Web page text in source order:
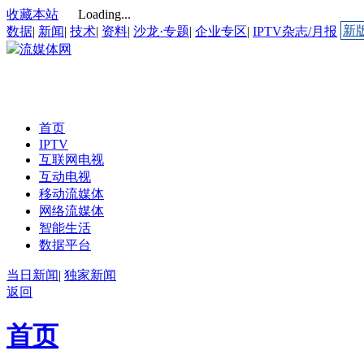
收藏本站
Loading...
数据| 新闻| 技术| 资料| 沙龙·专题| 企业专区| IPTV杂志/月报 新
流媒体网
首页
IPTV
互联网电视
互动电视
移动流媒体
网络流媒体
智能生活
数据平台
当日新闻| 独家新闻
返回
首页